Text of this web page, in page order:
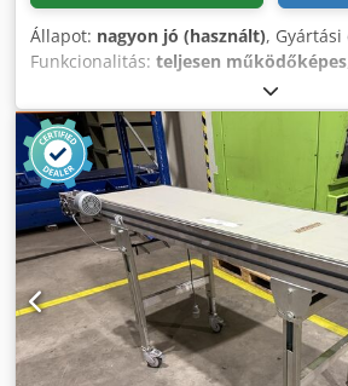
Állapot: nagyon jó (használt), Gyártási
Funkcionalitás: teljesen működőképes
0,6 × 1,5 (H × Sz × M) Dedpfx